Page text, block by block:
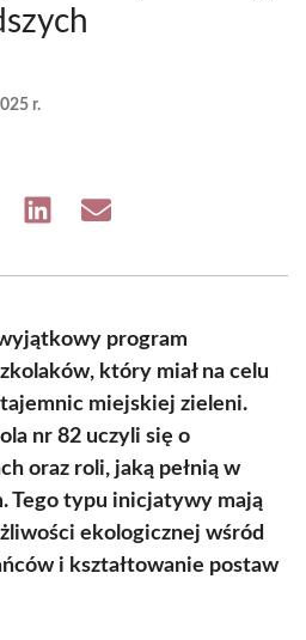
r.
Share Share
program
który miał na celu
miejskiej zieleni.
nr 82 uczyli się o
oraz roli, jaką pełnią w
Tego typu inicjatywy mają
ekologicznej wśród
i kształtowanie postaw